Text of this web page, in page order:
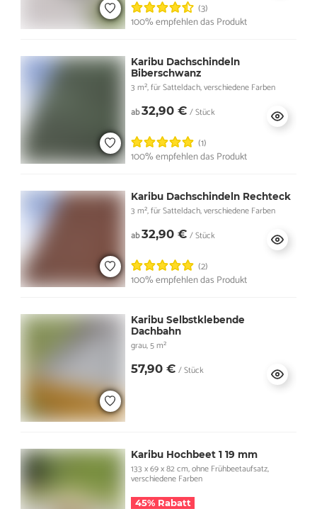
(3)
100% empfehlen das Produkt
Karibu Dachschindeln
Biberschwanz
3 m², für Satteldach, verschiedene Farben
ab32,90 € / Stück
(1)
100% empfehlen das Produkt
Karibu Dachschindeln Rechteck
3 m², für Satteldach, verschiedene Farben
ab32,90 € / Stück
(2)
100% empfehlen das Produkt
Karibu Selbstklebende
Dachbahn
grau, 5 m²
57,90 € / Stück
Karibu Hochbeet 1 19 mm
133 x 69 x 82 cm, ohne Frühbeetaufsatz,
verschiedene Farben
45% Rabatt